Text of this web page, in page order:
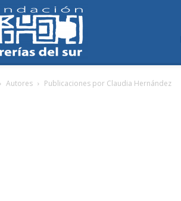
Autores Publicaciones por Claudia Hernández